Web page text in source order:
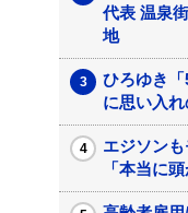
代表 温泉
地
ひろゆき
に思い入れ
エジソン
「本当に